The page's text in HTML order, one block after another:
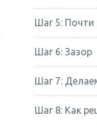
Шаг 5: Почти
Шаг 6: Зазор
Шаг 7:
Шаг 8: Как